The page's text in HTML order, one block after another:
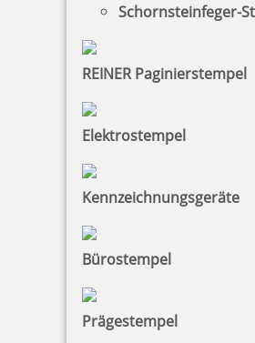
Schornsteinfeger-
REINER Paginierstempel
Elektrostempel
Kennzeichnungsgeräte
Bürostempel
Prägestempel
13,57 €
Jetzt gestalten